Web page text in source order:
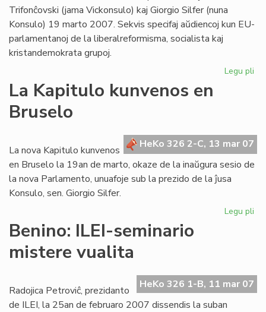
Trifonĉovski (jama Vickonsulo) kaj Giorgio Silfer (nuna
Konsulo) 19 marto 2007. Sekvis specifaj aŭdiencoj kun EU-
parlamentanoj de la liberalreformisma, socialista kaj
kristandemokrata grupoj.
Legu pli
La Kapitulo kunvenos en
Bruselo
HeKo 326 2-C, 13 mar 07
La nova Kapitulo kunvenos
en Bruselo la 19an de marto, okaze de la inaŭgura sesio de
la nova Parlamento, unuafoje sub la prezido de la ĵusa
Konsulo, sen. Giorgio Silfer.
Legu pli
Benino: ILEI-seminario
mistere vualita
HeKo 326 1-B, 11 mar 07
Radojica Petroviĉ, prezidanto
de ILEI, la 25an de februaro 2007 dissendis la suban